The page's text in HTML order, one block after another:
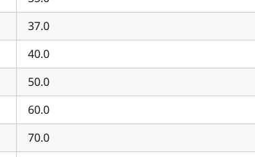
37.0
40.0
50.0
60.0
70.0